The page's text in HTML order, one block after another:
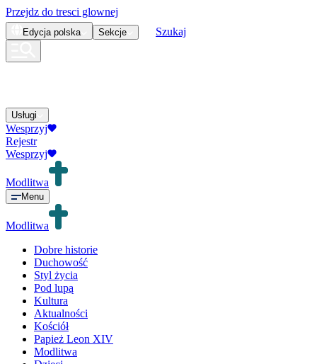
Przejdz do tresci glownej
Edycja polska Sekcje Szukaj
Usługi
Wesprzyj
Rejestr
Wesprzyj
Modlitwa
Menu
Modlitwa
Dobre historie
Duchowość
Styl życia
Pod lupą
Kultura
Aktualności
Kościół
Papież Leon XIV
Modlitwa